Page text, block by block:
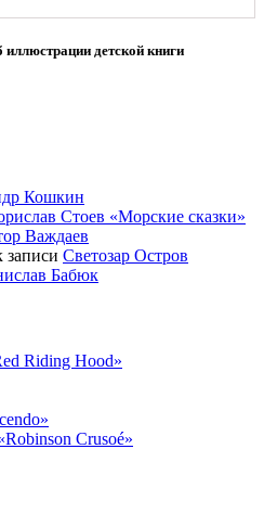
иллюстрации детской книги
Кошкин
Стоев «Морские сказки»
Важдаев
записи Светозар Остров
Бабюк
Riding Hood»
Crusoé»